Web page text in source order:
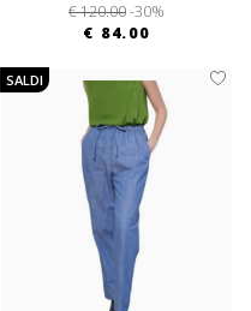
€ 120.00-30%
€ 84.00
SALDI